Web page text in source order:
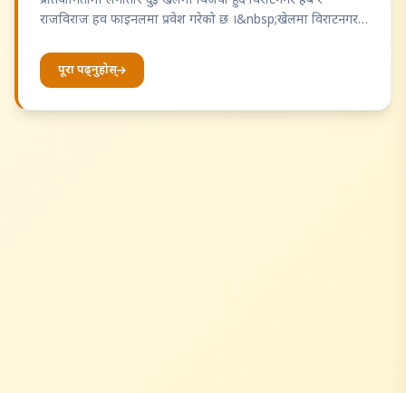
राजविराज हव फाइनलमा प्रवेश गरेको छ ।&nbsp;खेलमा विराटनगरले
पूरा पढ्नुहोस्